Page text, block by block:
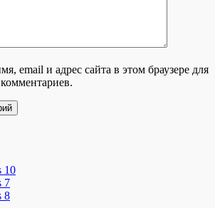
email и адрес сайта в этом браузере для
10
7
8